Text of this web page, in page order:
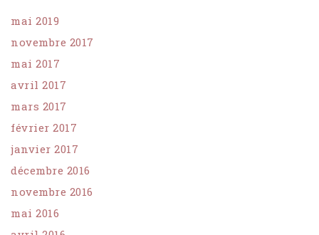
mai 2019
novembre 2017
mai 2017
avril 2017
mars 2017
février 2017
janvier 2017
décembre 2016
novembre 2016
mai 2016